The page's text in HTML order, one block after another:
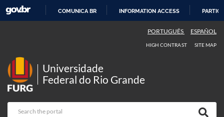
COMUNICA BR INFORMATION ACCESS
PORTUGUÊS ESPAÑOL
HIGH CONTRAST SITE MAP
Universidade
Federal do Rio Grande